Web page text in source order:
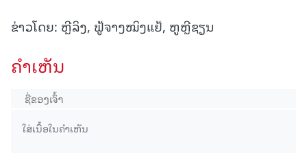
ຂ່າວໂດຍ: ຫຼີລິງ, ຟູ້ຈາງໝິງແຢ້, ຫູຫຼີຊຽນ
ຄໍາເຫັນ